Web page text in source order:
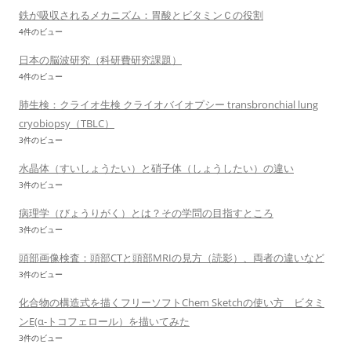
鉄が吸収されるメカニズム：胃酸とビタミンＣの役割
4件のビュー
日本の脳波研究（科研費研究課題）
4件のビュー
肺生検：クライオ生検 クライオバイオプシー transbronchial lung
cryobiopsy（TBLC）
3件のビュー
水晶体（すいしょうたい）と硝子体（しょうしたい）の違い
3件のビュー
病理学（びょうりがく）とは？その学問の目指すところ
3件のビュー
頭部画像検査：頭部CTと頭部MRIの見方（読影）、両者の違いなど
3件のビュー
化合物の構造式を描くフリーソフトChem Sketchの使い方 ビタミ
ンE(α-トコフェロール）を描いてみた
3件のビュー